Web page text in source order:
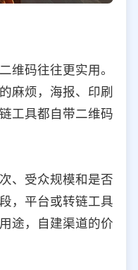
维码往往更实用。
麻烦，海报、印刷
工具都自带二维码
、受众规模和是否
，平台或转链工具
途，自建渠道的价